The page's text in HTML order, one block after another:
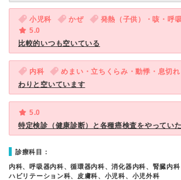
小児科 かぜ
発熱（子供）・咳・呼
5.0
比較的いつも空いている
内科 めまい・立ちくらみ・動悸・息切れ
わりと空いています
5.0
特定検診（健康診断）と各種癌検査をやってい
診療科目：
内科、呼吸器内科、循環器内科、消化器内科、腎臓内
ハビリテーション科、皮膚科、小児科、小児外科